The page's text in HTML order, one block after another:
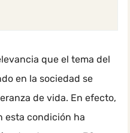
que el tema del
en la sociedad se
de vida. En efecto,
esta condición ha